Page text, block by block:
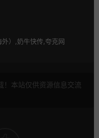
）,奶牛快传,夸克网
！本站仅供资源信息交流